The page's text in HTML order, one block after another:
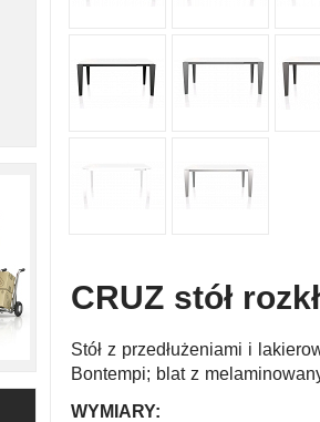
CRUZ stół
Stół z przedłużeniami i
Bontempi; blat z
WYMIARY: